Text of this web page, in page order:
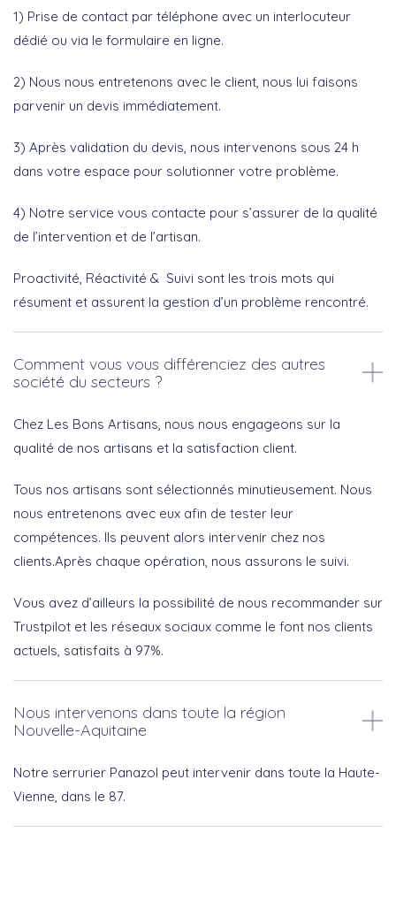
1) Prise de contact par téléphone avec un interlocuteur
dédié ou via le formulaire en ligne.
2) Nous nous entretenons avec le client, nous lui faisons
parvenir un devis immédiatement.
3) Après validation du devis, nous intervenons sous 24 h
dans votre espace pour solutionner votre problème.
4) Notre service vous contacte pour s’assurer de la qualité
de l’intervention et de l’artisan.
Proactivité, Réactivité & Suivi sont les trois mots qui
résument et assurent la gestion d’un problème rencontré.
Comment vous vous différenciez des autres
société du secteurs ?
Chez Les Bons Artisans, nous nous engageons sur la
qualité de nos artisans et la satisfaction client.
Tous nos artisans sont sélectionnés minutieusement. Nous
nous entretenons avec eux afin de tester leur
compétences. Ils peuvent alors intervenir chez nos
clients.Après chaque opération, nous assurons le suivi.
Vous avez d’ailleurs la possibilité de nous recommander sur
Trustpilot et les réseaux sociaux comme le font nos clients
actuels, satisfaits à 97%.
Nous intervenons dans toute la région
Nouvelle-Aquitaine
Notre serrurier Panazol peut intervenir dans toute la Haute-
Vienne, dans le 87.